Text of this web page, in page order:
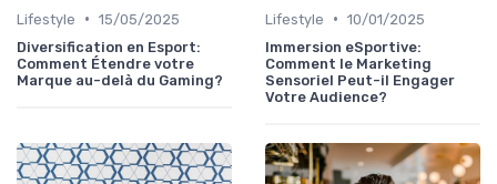
Lifestyle • 15/05/2025
Diversification en Esport:
Comment Étendre votre
Marque au-delà du Gaming?
Lifestyle • 10/01/2025
Immersion eSportive:
Comment le Marketing
Sensoriel Peut-il Engager
Votre Audience?